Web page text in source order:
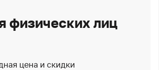
физических лиц
цена и скидки